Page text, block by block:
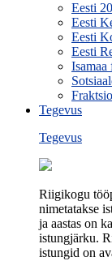
Eesti
Eesti
Eesti
Eesti
Isamaa
Tegevus
Tegevus
Riigikogu
nimetatakse
ja aastas on
istungjärku.
istungid on